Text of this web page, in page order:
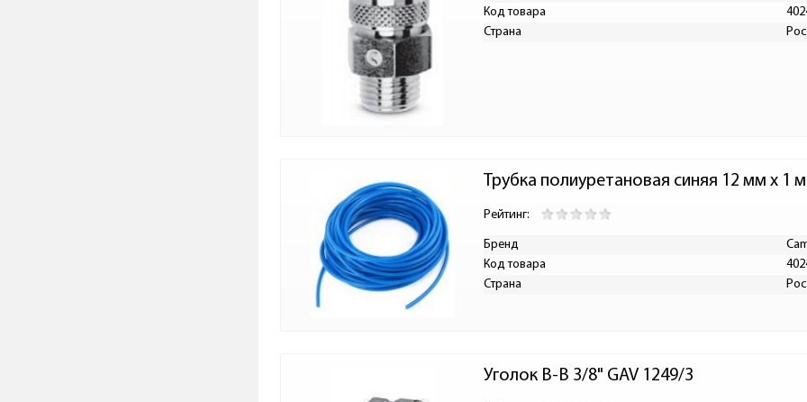
Код товара
Страна
Трубка полиуретановая синяя 12 мм х 1
Рейтинг:
Бренд
Код товара
Страна
Уголок В-В 3/8" GAV 1249/3